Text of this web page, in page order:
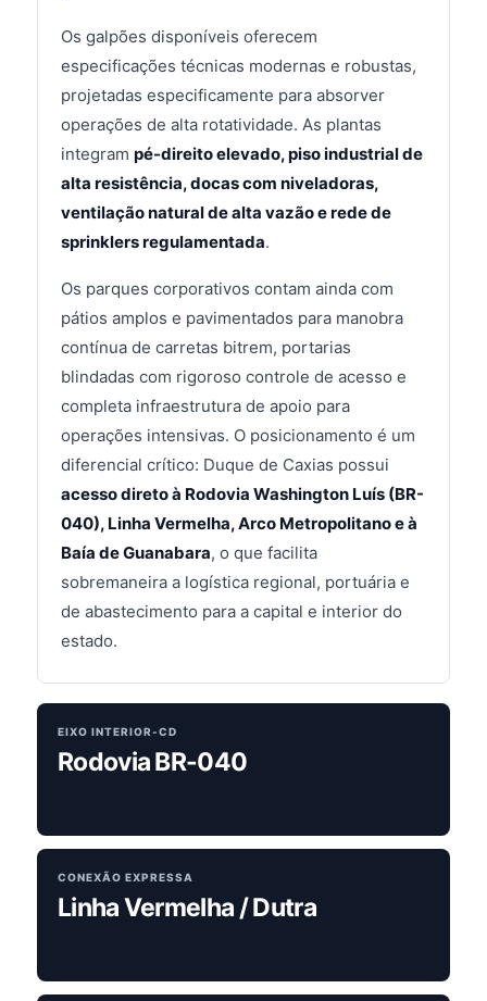
Os galpões disponíveis oferecem
especificações técnicas modernas e robustas,
projetadas especificamente para absorver
operações de alta rotatividade. As plantas
integram pé-direito elevado, piso industrial de
alta resistência, docas com niveladoras,
ventilação natural de alta vazão e rede de
sprinklers regulamentada.
Os parques corporativos contam ainda com
pátios amplos e pavimentados para manobra
contínua de carretas bitrem, portarias
blindadas com rigoroso controle de acesso e
completa infraestrutura de apoio para
operações intensivas. O posicionamento é um
diferencial crítico: Duque de Caxias possui
acesso direto à Rodovia Washington Luís (BR-
040), Linha Vermelha, Arco Metropolitano e à
Baía de Guanabara, o que facilita
sobremaneira a logística regional, portuária e
de abastecimento para a capital e interior do
estado.
EIXO INTERIOR-CD
Rodovia BR-040
CONEXÃO EXPRESSA
Linha Vermelha / Dutra